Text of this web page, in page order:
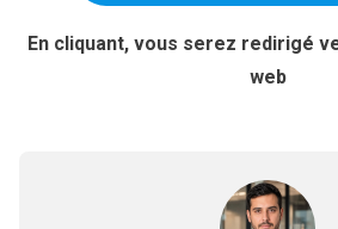
En cliquant, vous serez redirigé
web